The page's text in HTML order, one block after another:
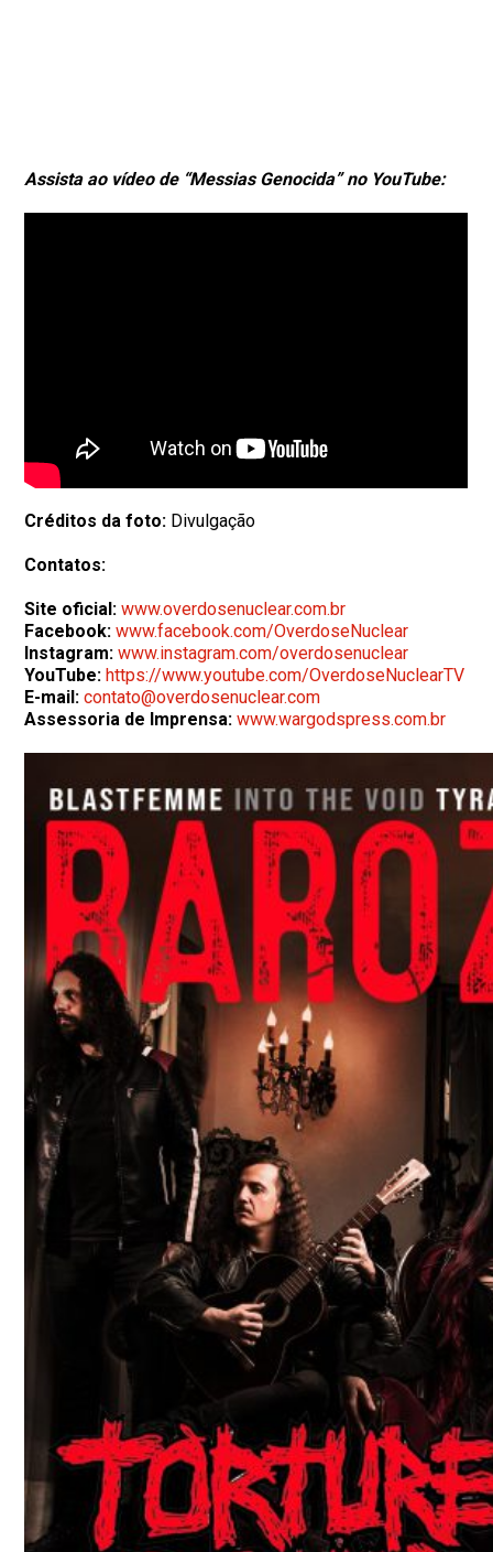
Assista ao vídeo de “Messias Genocida” no YouTube:
Créditos da foto: Divulgação
Contatos:
Site oficial:www.overdosenuclear.com.br
Facebook:www.facebook.com/OverdoseNuclear
Instagram:www.instagram.com/overdosenuclear
YouTube:https://www.youtube.com/OverdoseNuclearTV
E-mail:contato@overdosenuclear.com
Assessoria de Imprensa:www.wargodspress.com.br